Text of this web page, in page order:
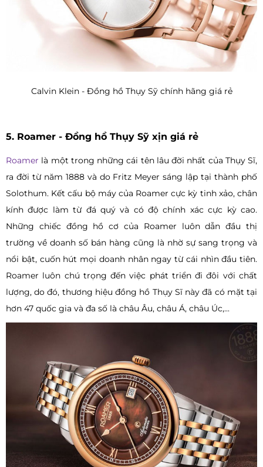
Calvin Klein - Đồng hồ Thụy Sỹ chính hãng giá rẻ
5. Roamer - Đồng hồ Thụy Sỹ xịn giá rẻ
Roamer là một trong những cái tên lâu đời nhất của Thụy Sĩ,
ra đời từ năm 1888 và do Fritz Meyer sáng lập tại thành phố
Solothum. Kết cấu bộ máy của Roamer cực kỳ tinh xảo, chân
kính được làm từ đá quý và có độ chính xác cực kỳ cao.
Những chiếc đồng hồ cơ của Roamer luôn dẫn đầu thị
trường về doanh số bán hàng cũng là nhờ sự sang trọng và
nổi bật, cuốn hút mọi doanh nhân ngay từ cái nhìn đầu tiên.
Roamer luôn chú trọng đến việc phát triển đi đôi với chất
lượng, do đó, thương hiệu đồng hồ Thụy Sĩ này đã có mặt tại
hơn 47 quốc gia và đa số là châu Âu, châu Á, châu Úc,...